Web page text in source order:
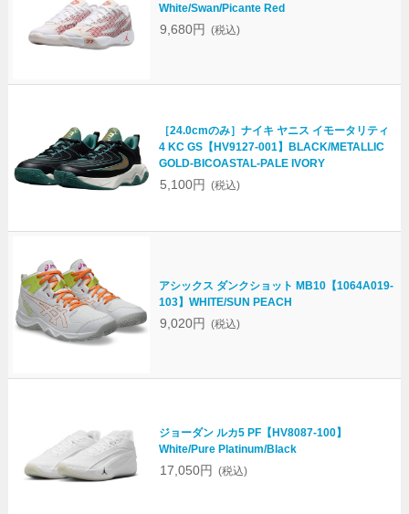
White/Swan/Picante Red
9,680円 (税込)
［24.0cmのみ］ナイキ ヤニス イモータリティ
4 KC GS【HV9127-001】BLACK/METALLIC
GOLD-BICOASTAL-PALE IVORY
5,100円 (税込)
アシックス ダンクショット MB10【1064A019-
103】WHITE/SUN PEACH
9,020円 (税込)
ジョーダン ルカ5 PF【HV8087-100】
White/Pure Platinum/Black
17,050円 (税込)